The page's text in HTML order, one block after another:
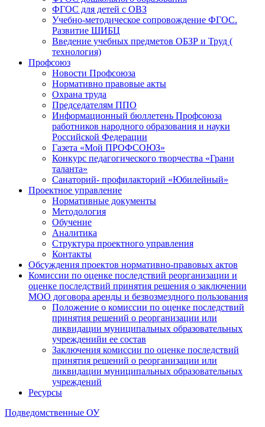
ФГОС для детей с ОВЗ
Учебно-методическое сопровождение ФГОС.
Развитие ШИБЦ
Введение учебных предметов ОБЗР и Труд (
технология)
Профсоюз
Новости Профсоюза
Нормативно правовые акты
Охрана труда
Председателям ППО
Информационный бюллетень Профсоюза
работников народного образования и науки
Российской Федерации
Газета «Мой ПРОФСОЮЗ»
Конкурс педагогического творчества «Грани
таланта»
Санаторий- профилакторий «Юбилейный»
Проектное управление
Нормативные документы
Методология
Обучение
Аналитика
Структура проектного управления
Контакты
Обсуждения проектов нормативно-правовых актов
Комиссии по оценке последствий реорганизации и
оценке последствий принятия решения о заключении
МОО договора аренды и безвозмездного пользования
Положение о комиссии по оценке последствий
принятия решений о реорганизации или
ликвидации муниципальных образовательных
учрежденийи ее состав
Заключения комиссии по оценке последствий
принятия решений о реорганизации или
ликвидации муниципальных образовательных
учреждений
Ресурсы
Подведомственные ОУ